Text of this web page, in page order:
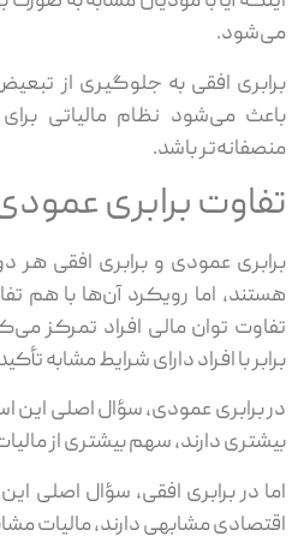
می‌شود.
برابری افقی به جلوگیری از
باعث می‌شود نظام مالیاتی
منصفانه‌تر باشد.
تفاوت برابری
برابری عمودی و برابری افقی هر
هستند، اما رویکرد آن‌ها با هم
تفاوت توان مالی افراد تمرکز
برابر با افراد دارای شرایط مشابه
در برابری عمودی، سؤال اصلی این
بیشتری دارند، سهم بیشتری از
اما در برابری افقی، سؤال اصلی
اقتصادی مشابهی دارند، مالیات